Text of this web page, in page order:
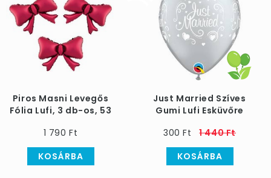
Piros Masni Levegős
Fólia Lufi, 3 db-os, 53
1 790 Ft
KOSÁRBA
Just Married Szíves
Gumi Lufi Esküvőre
300 Ft
1 440 Ft
KOSÁRBA